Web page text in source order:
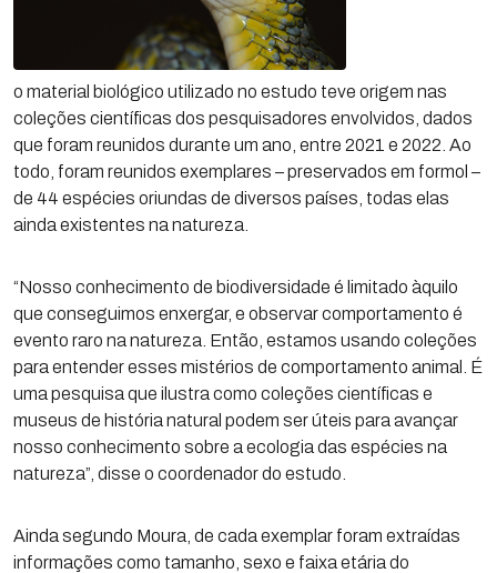
o material biológico utilizado no estudo teve origem nas
coleções científicas dos pesquisadores envolvidos, dados
que foram reunidos durante um ano, entre 2021 e 2022. Ao
todo, foram reunidos exemplares – preservados em formol –
de 44 espécies oriundas de diversos países, todas elas
ainda existentes na natureza.
“Nosso conhecimento de biodiversidade é limitado àquilo
que conseguimos enxergar, e observar comportamento é
evento raro na natureza. Então, estamos usando coleções
para entender esses mistérios de comportamento animal. É
uma pesquisa que ilustra como coleções científicas e
museus de história natural podem ser úteis para avançar
nosso conhecimento sobre a ecologia das espécies na
natureza”, disse o coordenador do estudo.
Ainda segundo Moura, de cada exemplar foram extraídas
informações como tamanho, sexo e faixa etária do